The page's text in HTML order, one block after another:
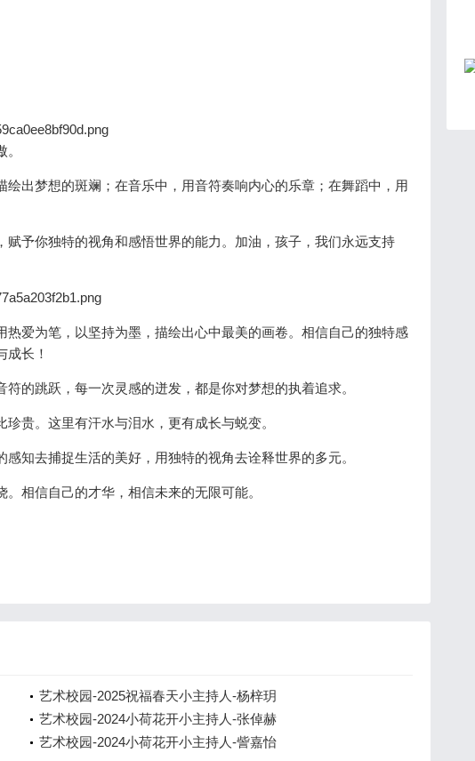
出梦想的斑斓；在音乐中，用音符奏响内心的乐章；在舞蹈中，用
予你独特的视角和感悟世界的能力。加油，孩子，我们永远支持
爱为笔，以坚持为墨，描绘出心中最美的画卷。相信自己的独特感
成长！
的跳跃，每一次灵感的迸发，都是你对梦想的执着追求。
贵。这里有汗水与泪水，更有成长与蜕变。
知去捕捉生活的美好，用独特的视角去诠释世界的多元。
相信自己的才华，相信未来的无限可能。
艺术校园-2025祝福春天小主持人-杨梓玥
艺术校园-2024小荷花开小主持人-张倬赫
艺术校园-2024小荷花开小主持人-訾嘉怡